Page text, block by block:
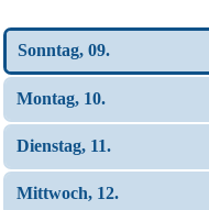
Sonntag, 09.
Montag, 10.
Dienstag, 11.
Mittwoch, 12.